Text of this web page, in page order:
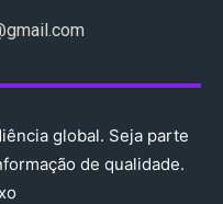
global. Seja parte
de qualidade.